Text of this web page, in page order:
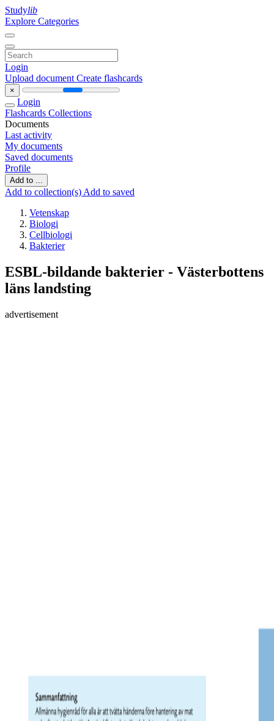
Studylib
Explore Categories
Login
Upload document Create flashcards
×
Login
Flashcards Collections
Documents
Last activity
My documents
Saved documents
Profile
Add to ...
Add to collection(s) Add to saved
Vetenskap
Biologi
Cellbiologi
Bakterier
ESBL-bildande bakterier - Västerbottens
läns landsting
advertisement